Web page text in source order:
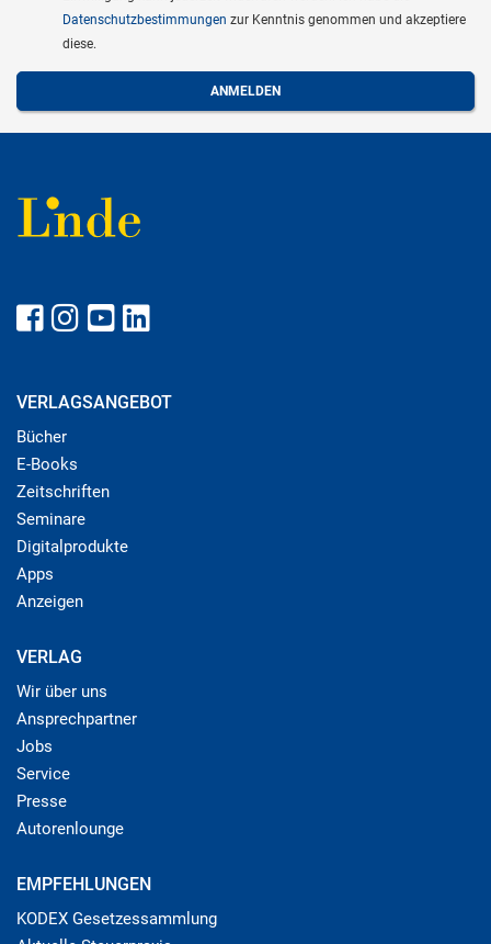
Datenschutzbestimmungen zur Kenntnis genommen und akzeptiere
diese.
VERLAGSANGEBOT
Bücher
E-Books
Zeitschriften
Seminare
Digitalprodukte
Apps
Anzeigen
VERLAG
Wir über uns
Ansprechpartner
Jobs
Service
Presse
Autorenlounge
EMPFEHLUNGEN
KODEX Gesetzessammlung